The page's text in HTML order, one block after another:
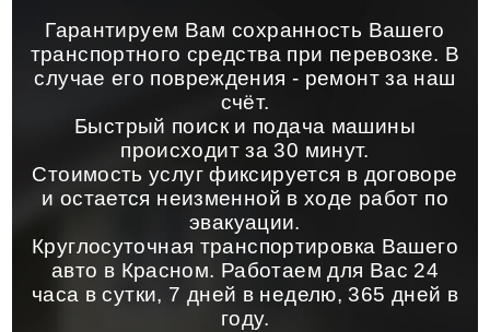
Гарантируем Вам сохранность Вашего
транспортного средства при перевозке. В
случае его повреждения - ремонт за наш
счёт.
Быстрый поиск и подача машины
происходит за 30 минут.
Стоимость услуг фиксируется в договоре
и остается неизменной в ходе работ по
эвакуации.
Круглосуточная транспортировка Вашего
авто в Красном. Работаем для Вас 24
часа в сутки, 7 дней в неделю, 365 дней в
году.